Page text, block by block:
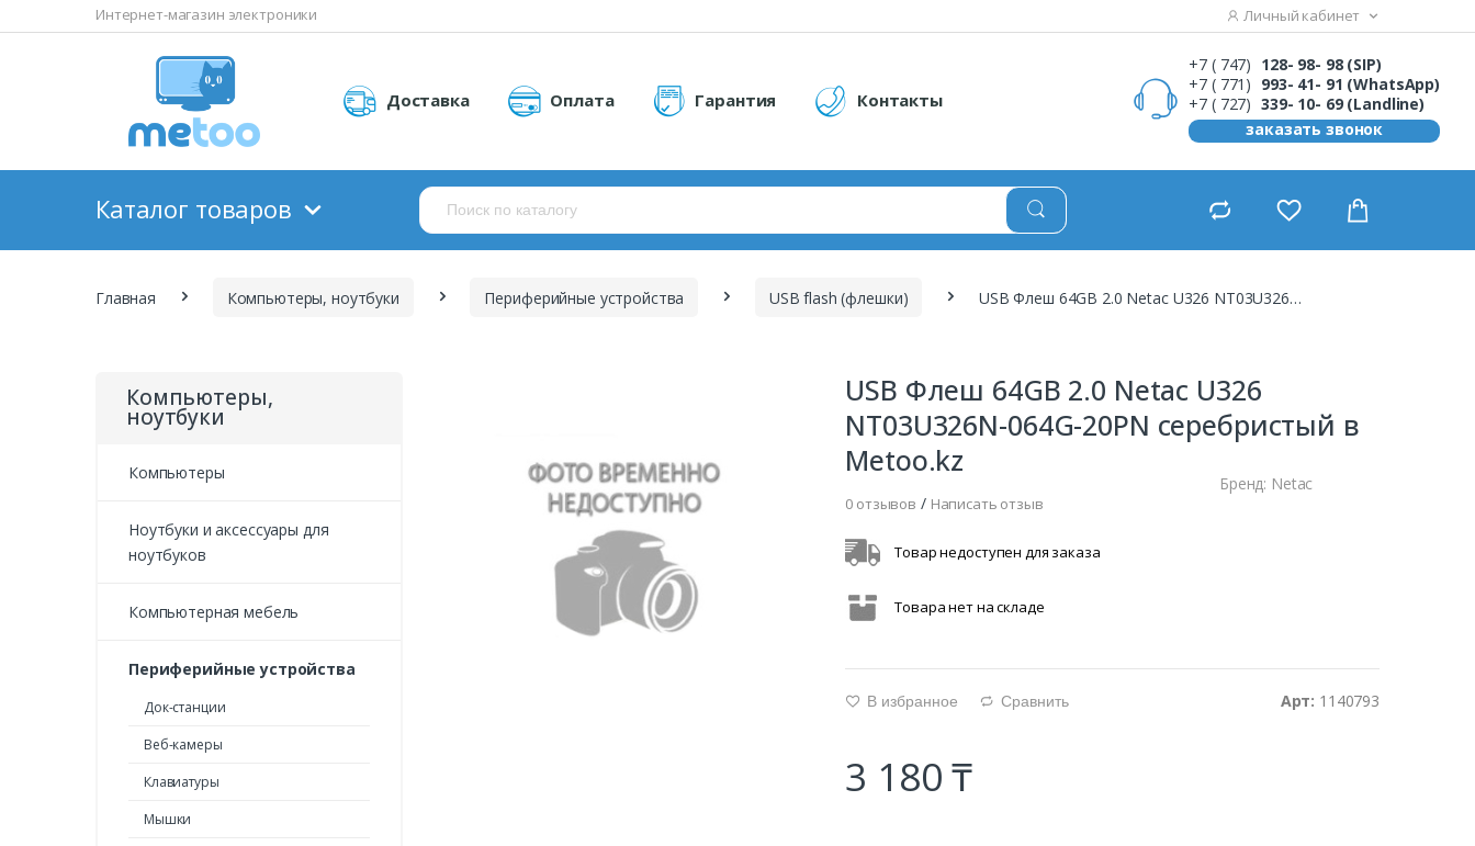
Интернет-магазин электроники Личный кабинет
Доставка Оплата Гарантия Контакты
+7 ( 747) 128- 98- 98 (SIP)
+7 ( 771) 993- 41- 91 (WhatsApp)
+7 ( 727) 339- 10- 69 (Landline)
заказать звонок
Каталог товаров
Главная Компьютеры, ноутбуки Периферийные устройства USB flash (флешки) USB Флеш 64GB 2.0 Netac U326 NT03U326N-064G-20PN серебристый
Компьютеры,
ноутбуки
Компьютеры
Ноутбуки и аксессуары для
ноутбуков
Компьютерная мебель
Периферийные устройства
Док-станции
Веб-камеры
Клавиатуры
Мышки
USB Флеш 64GB 2.0 Netac U326
NT03U326N-064G-20PN серебристый в
Metoo.kz
0 отзывов / Написать отзыв
Товар недоступен для заказа
Товара нет на складе
Бренд: Netac
Арт: 1140793
g В избранное d Сравнить
3 180 ₸